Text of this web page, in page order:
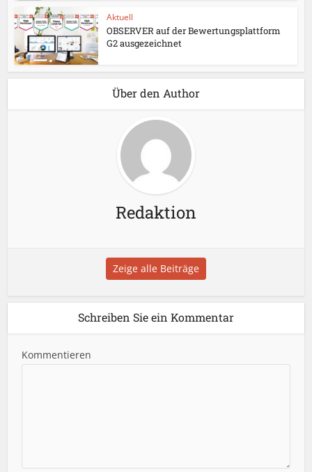
Aktuell
OBSERVER auf der Bewertungsplattform
G2 ausgezeichnet
Über den Author
Redaktion
Zeige alle Beiträge
Schreiben Sie ein Kommentar
Kommentieren